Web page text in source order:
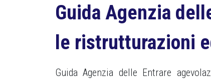
Guida Agenzia
le ristrutturazioni
Guida Agenzia delle Entrare